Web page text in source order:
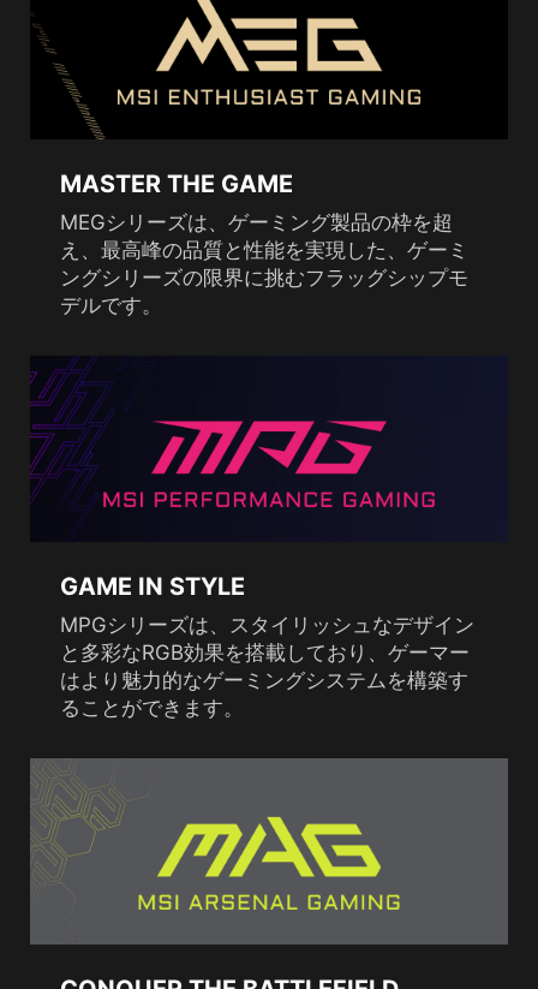
MASTER THE GAME
MEGシリーズは、ゲーミング製品の枠を超
え、最高峰の品質と性能を実現した、ゲーミ
ングシリーズの限界に挑むフラッグシップモ
デルです。
GAME IN STYLE
MPGシリーズは、スタイリッシュなデザイン
と多彩なRGB効果を搭載しており、ゲーマー
はより魅力的なゲーミングシステムを構築す
ることができます。